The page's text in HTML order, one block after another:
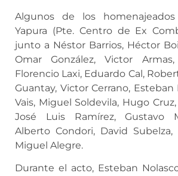
Algunos de los
Yapura (Pte. Centro de Ex
junto a Néstor Barrios, Héctor
Omar González, Victor
Florencio Laxi, Eduardo Cal,
Guantay, Victor Cerrano, Esteban
Vais, Miguel Soldevila, Hugo
José Luis Ramírez, Gustavo
Alberto Condori, David
Miguel Alegre.
Durante el acto, Esteban